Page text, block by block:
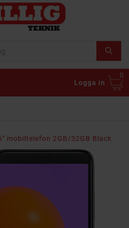
Logga in
0
mobiltelefon 2GB/32GB Black